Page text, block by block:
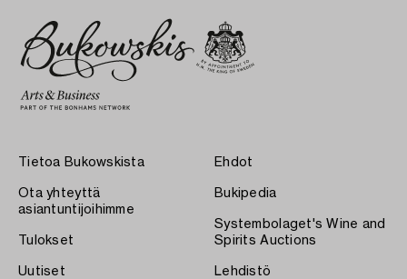
Tietoa Bukowskista
Ota yhteyttä
asiantuntijoihimme
Tulokset
Uutiset
Ehdot
Bukipedia
Systembolaget's Wine and
Spirits Auctions
Lehdistö